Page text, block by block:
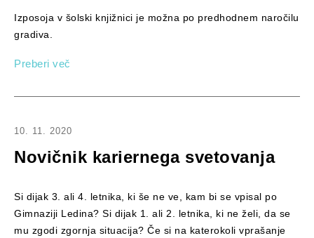
Izposoja v šolski knjižnici je možna po predhodnem naročilu
gradiva.
Preberi več
10. 11. 2020
Novičnik kariernega svetovanja
Si dijak 3. ali 4. letnika, ki še ne ve, kam bi se vpisal po
Gimnaziji Ledina? Si dijak 1. ali 2. letnika, ki ne želi, da se
mu zgodi zgornja situacija? Če si na katerokoli vprašanje